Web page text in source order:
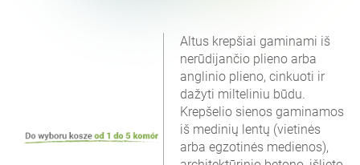
Altus krepšiai gaminami iš
nerūdijančio plieno arba
anglinio plieno, cinkuoti ir
dažyti milteliniu būdu.
Krepšelio sienos gaminamos
iš medinių lentų (vietinės
arba egzotinės medienos),